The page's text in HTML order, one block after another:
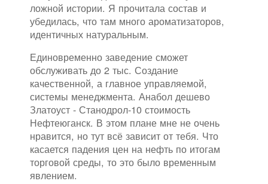
ложной истории. Я прочитала состав и
убедилась, что там много ароматизаторов,
идентичных натуральным.
Единовременно заведение сможет
обслуживать до 2 тыс. Создание
качественной, а главное управляемой,
системы менеджмента. Анабол дешево
Златоуст - Станодрол-10 стоимость
Нефтеюганск. В этом плане мне не очень
нравится, но тут всё зависит от тебя. Что
касается падения цен на нефть по итогам
торговой среды, то это было временным
явлением.